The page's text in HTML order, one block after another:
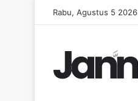
Rabu, Agustus 5 2026